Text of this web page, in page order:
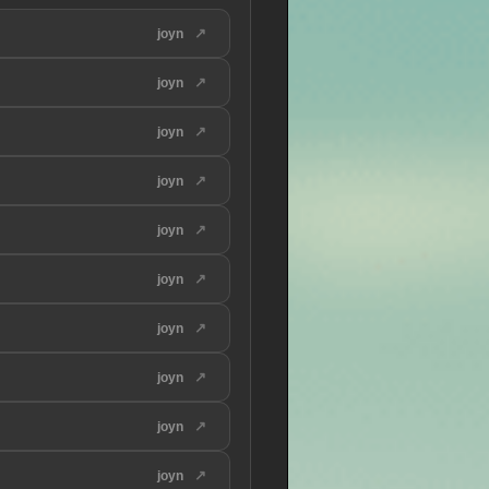
joyn ↗
joyn ↗
joyn ↗
joyn ↗
joyn ↗
joyn ↗
joyn ↗
joyn ↗
joyn ↗
joyn ↗